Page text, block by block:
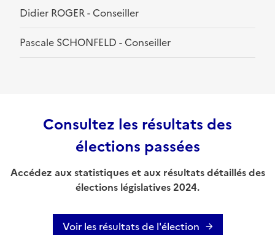
Didier ROGER - Conseiller
Pascale SCHONFELD - Conseiller
Consultez les résultats des
élections passées
Accédez aux statistiques et aux résultats détaillés des
élections législatives 2024.
Voir les résultats de l'élection